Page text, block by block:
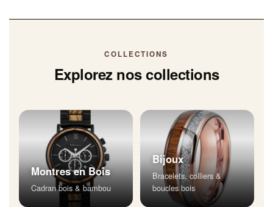
COLLECTIONS
Explorez nos collections
Montres en Bois
Cadran bois & bambou
Bijoux
Bracelets, colliers &
boucles bois